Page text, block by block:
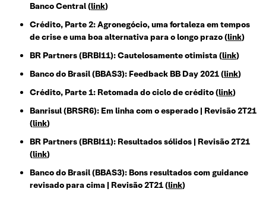
Banco Central(link)
Crédito, Parte 2: Agronegócio, uma fortaleza em tempos
de crise e uma boa alternativa para o longo prazo(link)
BR Partners (BRBI11): Cautelosamente otimista(link)
Banco do Brasil (BBAS3): Feedback BB Day 2021(link)
Crédito, Parte 1: Retomada do ciclo de crédito(link)
Banrisul (BRSR6): Em linha com o esperado | Revisão 2T21
(link)
BR Partners (BRBI11): Resultados sólidos | Revisão 2T21
(link)
Banco do Brasil (BBAS3): Bons resultados com guidance
revisado para cima | Revisão 2T21(link)